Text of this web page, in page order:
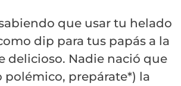
que usar tu helado
dip para tus papás a la
delicioso. Nadie nació que
polémico, prepárate*) la